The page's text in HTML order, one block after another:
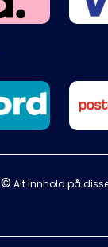
©Alt innhold på